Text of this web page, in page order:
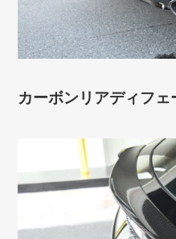
カーボンリアディフェ